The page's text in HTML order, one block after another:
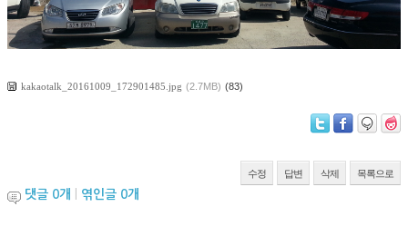
kakaotalk_20161009_172901485.jpg (2.7MB) (83)
수정 답변 삭제 목록으로
댓글 0개 엮인글 0개